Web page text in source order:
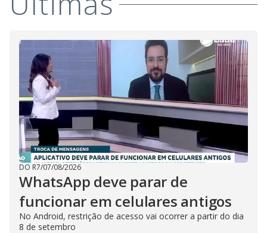
DO R7/07/08/2026
WhatsApp deve parar de
funcionar em celulares antigos
No Android, restrição de acesso vai ocorrer a partir do dia
8 de setembro